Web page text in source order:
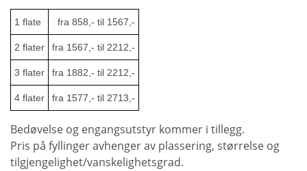
1 flate fra 858,- til 1567,-
2 flater fra 1567,- til 2212,-
3 flater fra 1882,- til 2212,-
4 flater fra 1577,- til 2713,-
Bedøvelse og engangsutstyr kommer i tillegg.
Pris på fyllinger avhenger av plassering, størrelse og
tilgjengelighet/vanskelighetsgrad.